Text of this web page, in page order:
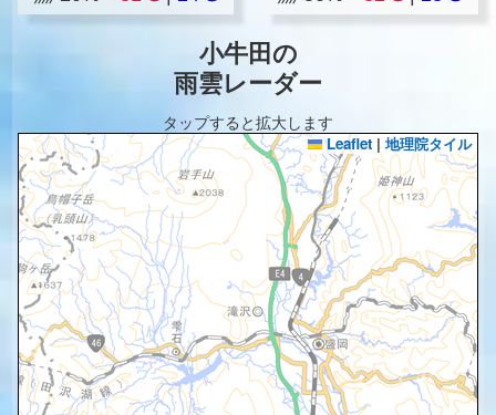
小牛田の
雨雲レーダー
タップすると拡大します
Leaflet | 地理院タイル